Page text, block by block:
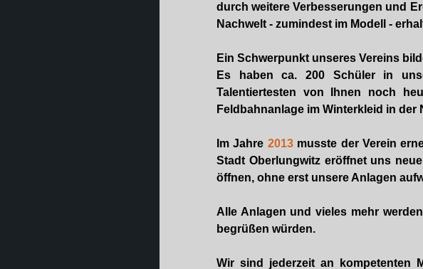
durch weitere Verbesserungen und
Nachwelt - zumindest im Modell -
Ein Schwerpunkt unseres Vereins
Es haben ca. 200 Schüler in
Talentiertesten von Ihnen noch
Feldbahnanlage im Winterkleid in
Im Jahre 2013musste der Verein
Stadt Oberlungwitz eröffnet uns
öffnen, ohne erst unsere Anlagen
Alle Anlagen und vieles mehr
begrüßen würden.
Wir sind jederzeit an kompetenten